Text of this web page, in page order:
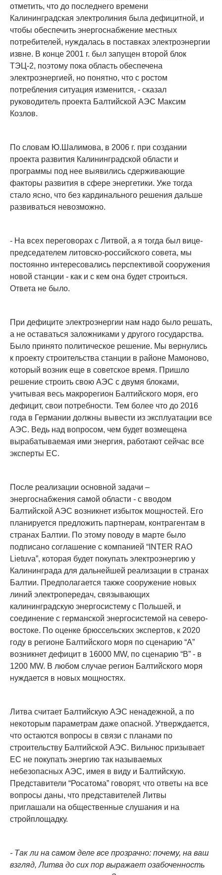
отметить, что до последнего времени
Калининградская электролиния была дефицитной, и
чтобы обеспечить энергоснабжение местных
потребителей, нуждалась в поставках электроэнергии
извне. В конце 2001 г. был запущен второй блок
ТЭЦ-2, поэтому пока область обеспечена
электроэнергией, но понятно, что с ростом
потребления ситуация изменится, - сказал
руководитель проекта Балтийской АЭС Максим
Козлов.
По словам Ю.Шалимова, в 2006 г. при создании
проекта развития Калининградской области и
программы под нее выявились сдерживающие
факторы развития в сфере энергетики. Уже тогда
стало ясно, что без кардинального решения дальше
развиваться невозможно.
- На всех переговорах с Литвой, а я тогда был вице-
председателем литовско-российского совета, мы
постоянно интересовались перспективой сооружения
новой станции - как и с кем она будет строиться.
Ответа не было.
При дефиците электроэнергии нам надо было решать,
а не оставаться заложниками у другого государства.
Было принято политическое решение. Мы вернулись
к проекту строительства станции в районе Мамоново,
который возник еще в советское время. Пришло
решение строить свою АЭС с двумя блоками,
учитывая весь макрорегион Балтийского моря, его
дефицит, свои потребности. Тем более что до 2016
года в Германии должны вывести из эксплуатации все
АЭС. Ведь над вопросом, чем будет возмещена
вырабатываемая ими энергия, работают сейчас все
эксперты ЕС.
После реализации основной задачи –
энергоснабжения самой области - с вводом
Балтийской АЭС возникнет избыток мощностей. Его
планируется предложить партнерам, контрагентам в
странах Балтии. По этому поводу в марте было
подписано соглашение с компанией “INTER RAO
Lietuva”, которая будет покупать электроэнергию у
Калининграда для дальнейшей реализации в странах
Балтии. Предполагается также сооружение новых
линий электропередач, связывающих
калининградскую энергосистему с Польшей, и
соединение с германской энергосистемой на северо-
востоке. По оценке брюссельских экспертов, к 2020
году в регионе Балтийского моря по сценарию “А”
возникнет дефицит в 16000 MW, по сценарию “B” - в
1200 MW. В любом случае регион Балтийского моря
нуждается в новых мощностях.
Литва считает Балтийскую АЭС ненадежной, а по
некоторым параметрам даже опасной. Утверждается,
что остаются вопросы в связи с планами по
строительству Балтийской АЭС. Вильнюс призывает
ЕС не покупать энергию так называемых
небезопасных АЭС, имея в виду и Балтийскую.
Представители “Росатома” говорят, что ответы на все
вопросы даны, что представителей Литвы
приглашали на общественные слушания и на
стройплощадку.
- Так ли на самом деле все прозрачно: почему, на ваш
взгляд, Литва до сих пор выражает озабоченность